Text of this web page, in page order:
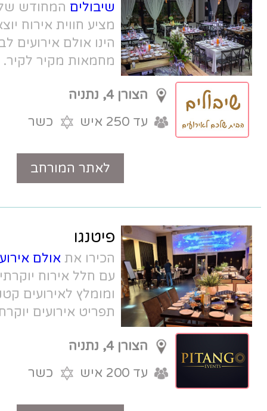
שיבולים המחודש של השף אבי כהן
מציע חווית אירוח יוצאת דופן. שיבולים
הינו אולם אירועים לברית בנתניה הסוחט
מחמאות מקיר לקיר. מקום לאירועי
בריתות בנתניה עם קולינריה חסרת
פשרות.הצורן 4, נתניה
כשר
טלפון
פיטנגו
הכירו אתאולם אירועים פיטנגו בנתניה
עם חלל אירוח יוקרתי, מקום מושלם
ומומלץ לאירועים קטנים בנתניה עם
תפריט אירועים יוקרתי, וכל מה שצריך
לאירוע ברית מוצלח
כשר